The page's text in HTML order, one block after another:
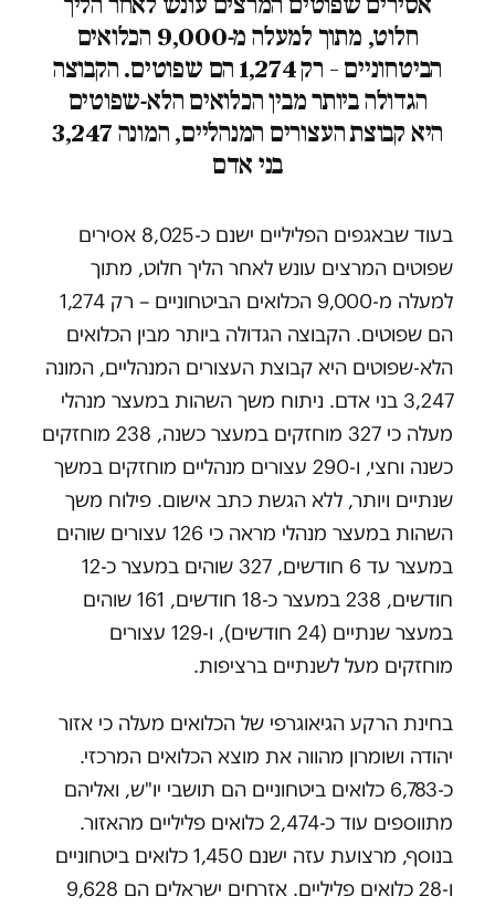
חלוט, מתוך למעלה מ-9,000 הכלואים
הביטחוניים – רק 1,274 הם שפוטים. הקבוצה
הגדולה ביותר מבין הכלואים הלא-שפוטים
היא קבוצת העצורים המנהליים, המונה 3,247
בני אדם
בעוד שבאגפים הפליליים ישנם כ-8,025 אסירים
שפוטים המרצים עונש לאחר הליך חלוט, מתוך
למעלה מ-9,000 הכלואים הביטחוניים – רק 1,274
הם שפוטים. הקבוצה הגדולה ביותר מבין הכלואים
הלא-שפוטים היא קבוצת העצורים המנהליים, המונה
3,247 בני אדם. ניתוח משך השהות במעצר מנהלי
מעלה כי 327 מוחזקים במעצר כשנה, 238 מוחזקים
כשנה וחצי, ו-290 עצורים מנהליים מוחזקים במשך
שנתיים ויותר, ללא הגשת כתב אישום. פילוח משך
השהות במעצר מנהלי מראה כי 126 עצורים שוהים
במעצר עד 6 חודשים, 327 שוהים במעצר כ-12
חודשים, 238 במעצר כ-18 חודשים, 161 שוהים
במעצר שנתיים (24 חודשים), ו-129 עצורים
מוחזקים מעל לשנתיים ברציפות.
בחינת הרקע הגיאוגרפי של הכלואים מעלה כי אזור
יהודה ושומרון מהווה את מוצא הכלואים המרכזי.
כ-6,783 כלואים ביטחוניים הם תושבי יו"ש, ואליהם
מתווספים עוד כ-2,474 כלואים פליליים מהאזור.
בנוסף, מרצועת עזה ישנם 1,450 כלואים ביטחוניים
ו-28 כלואים פליליים. אזרחים ישראלים הם 9,628